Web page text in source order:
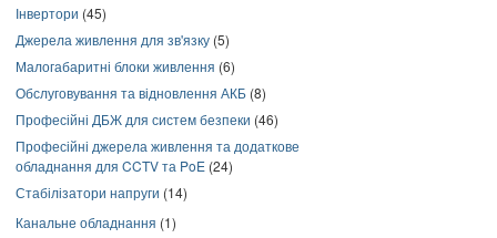
Інвертори (45)
Джерела живлення для зв'язку (5)
Малогабаритні блоки живлення (6)
Обслуговування та відновлення АКБ (8)
Професійні ДБЖ для систем безпеки (46)
Професійні джерела живлення та додаткове
обладнання для CCTV та PoE (24)
Стабілізатори напруги (14)
Канальне обладнання (1)